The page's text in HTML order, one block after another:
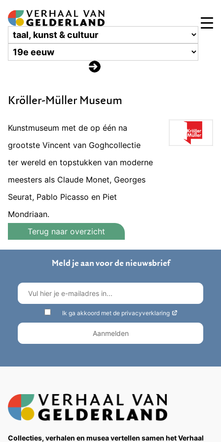
Kröller-Müller Museum
Kunstmuseum met de op één na
grootste Vincent van Goghcollectie
ter wereld en topstukken van moderne
meesters als Claude Monet, Georges
Seurat, Pablo Picasso en Piet
Mondriaan.
Terug naar overzicht
Meld je aan voor de nieuwsbrief
Ik ga akkoord met de privacyverklaring
Collecties, verhalen en musea vertellen samen het Verhaal